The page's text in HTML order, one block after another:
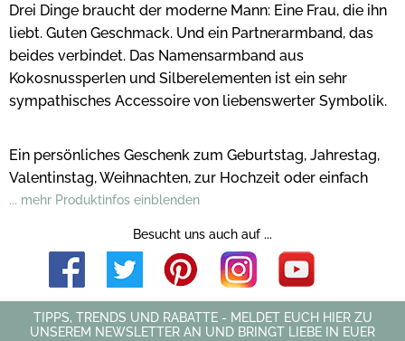
Drei Dinge braucht der moderne Mann: Eine Frau, die ihn
liebt. Guten Geschmack. Und ein Partnerarmband, das
beides verbindet. Das Namensarmband aus
Kokosnussperlen und Silberelementen ist ein sehr
sympathisches Accessoire von liebenswerter Symbolik.
Ein persönliches Geschenk zum Geburtstag, Jahrestag,
Valentinstag, Weihnachten, zur Hochzeit oder einfach
... mehr Produktinfos einblenden
Besucht uns auch auf ...
TIPPS, TRENDS UND RABATTE - MELDET EUCH HIER ZU
UNSEREM NEWSLETTER AN UND BRINGT LIEBE IN EUER